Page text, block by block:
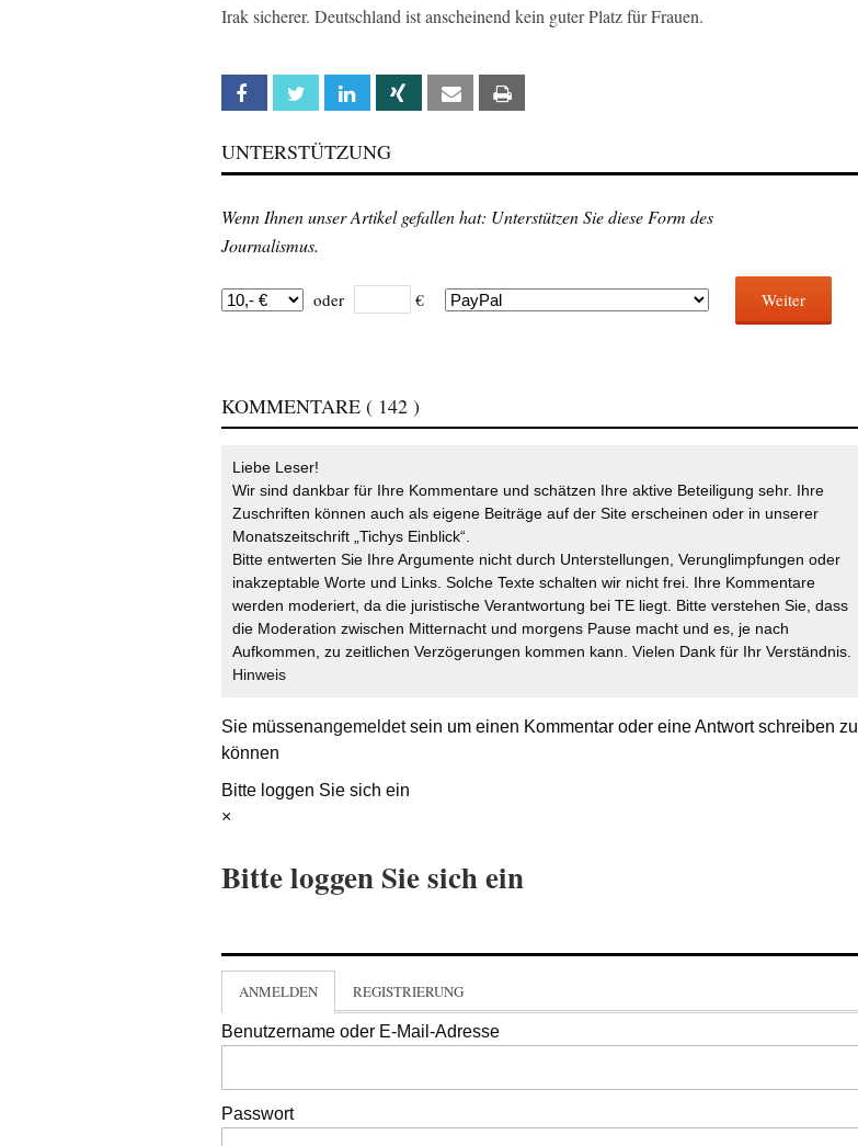
Irak sicherer. Deutschland ist anscheinend kein guter Platz für Frauen.
Facebook Twitter Linkedin Xing Email
UNTERSTÜTZUNG
Wenn Ihnen unser Artikel gefallen hat: Unterstützen Sie diese Form des
Journalismus.
oder € Weiter
KOMMENTARE ( 142 )
Liebe Leser!
Wir sind dankbar für Ihre Kommentare und schätzen Ihre aktive Beteiligung sehr. Ihre
Zuschriften können auch als eigene Beiträge auf der Site erscheinen oder in unserer
Monatszeitschrift „Tichys Einblick“.
Bitte entwerten Sie Ihre Argumente nicht durch Unterstellungen, Verunglimpfungen oder
inakzeptable Worte und Links. Solche Texte schalten wir nicht frei. Ihre Kommentare
werden moderiert, da die juristische Verantwortung bei TE liegt. Bitte verstehen Sie, dass
die Moderation zwischen Mitternacht und morgens Pause macht und es, je nach
Aufkommen, zu zeitlichen Verzögerungen kommen kann. Vielen Dank für Ihr Verständnis.
Hinweis
Sie müssenangemeldetsein um einen Kommentar oder eine Antwort schreiben zu
können
Bitte loggen Sie sich ein
×
Bitte loggen Sie sich ein
ANMELDEN REGISTRIERUNG
Benutzername oder E-Mail-Adresse
Passwort